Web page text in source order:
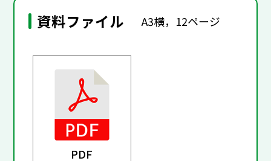
資料ファイル A3横，12ページ
PDF